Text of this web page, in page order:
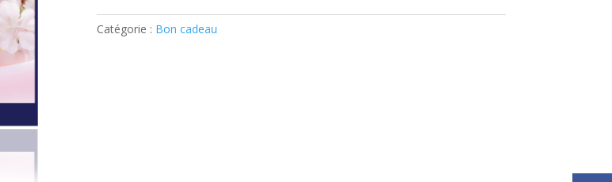
1h
Catégorie : Bon cadeau